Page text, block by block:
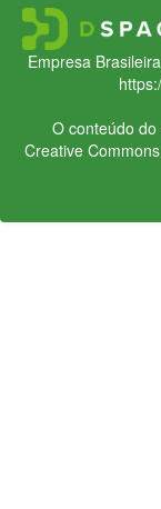
Empresa
O conteúdo
Creative Commons